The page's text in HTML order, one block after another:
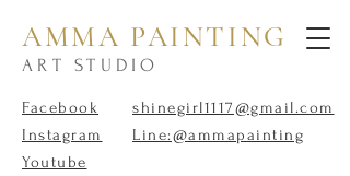
AMMA PAINTING
ART STUDIO
Facebook
Instagram
Youtube
shinegirl1117@gmail.com
Line:@ammapainting